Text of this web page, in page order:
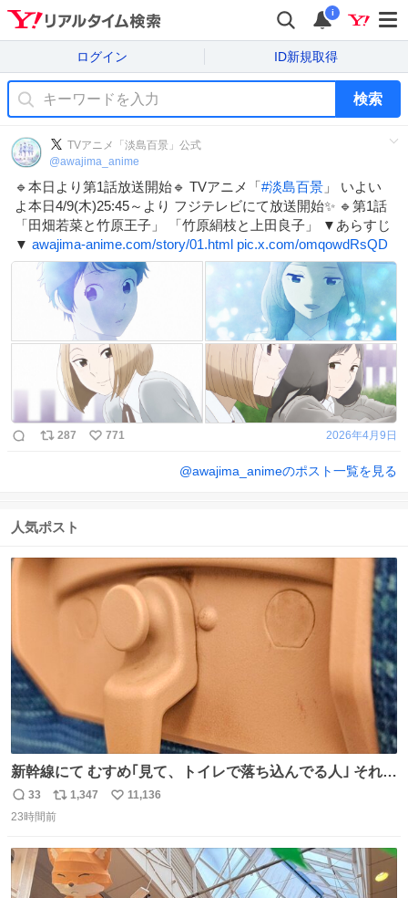
i
ログイン ID新規取得
検索
TVアニメ「淡島百景」公式
@awajima_anime
🔹本日より第1話放送開始🔹 TVアニメ「#淡島百景 」 いよい
よ本日4/9(木)25:45～より フジテレビにて放送開始✨ 🔹第1話
「田畑若菜と竹原王子」 「竹原絹枝と上田良子」 ▼あらすじ
▼ awajima-anime.com/story/01.html pic.x.com/omqowdRsQD
287 771 2026年4月9日
@awajima_animeのポスト一覧を見る
人気ポスト
新幹線にて むすめ｢見て、トイレで落ち込んでる人｣ それに
しか見えなくなった どうしてくれるんだ
返
信
33
リ
ポ
ト
数
1,347
い
数
11,136
23時間前